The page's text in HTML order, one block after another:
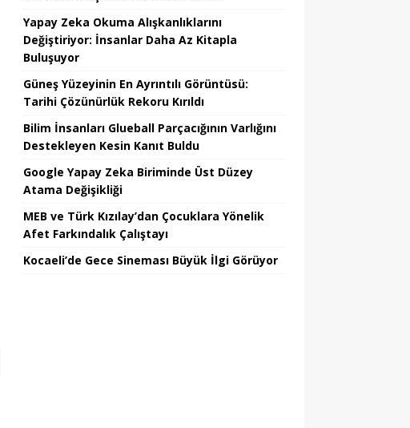
Yapay Zeka Okuma Alışkanlıklarını
Değiştiriyor: İnsanlar Daha Az Kitapla
Buluşuyor
Güneş Yüzeyinin En Ayrıntılı Görüntüsü:
Tarihi Çözünürlük Rekoru Kırıldı
Bilim İnsanları Glueball Parçacığının Varlığını
Destekleyen Kesin Kanıt Buldu
Google Yapay Zeka Biriminde Üst Düzey
Atama Değişikliği
MEB ve Türk Kızılay’dan Çocuklara Yönelik
Afet Farkındalık Çalıştayı
Kocaeli’de Gece Sineması Büyük İlgi Görüyor